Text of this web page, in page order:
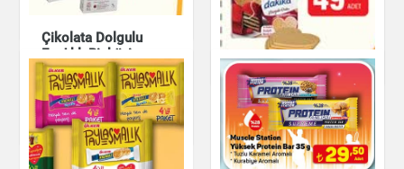
Cino Sütlü Kalpli
Çikolata 33 g
Çikolata & Bisküvi &
Kuruyemiş
Çikolata Dolgulu
Fındıklı Bisküvi
Çeşitleri La Mole
140 g Kakaolu Sade
Çikolata & Bisküvi &
Kuruyemiş
Kalp Mozaik Pasta
Bisküvi CC Çikolata
300 g
Çikolata & Bisküvi &
Kuruyemiş